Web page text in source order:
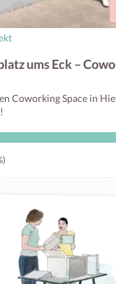
ums Eck –
Coworking Space in